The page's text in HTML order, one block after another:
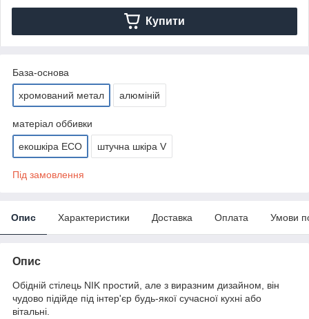
Купити
База-основа
хромований метал алюміній
матеріал оббивки
екошкіра ЕСО штучна шкіра V
Під замовлення
Опис Характеристики Доставка Оплата Умови
Опис
Обідній стілець NIK простий, але з виразним дизайном, він
чудово підійде під інтер'єр будь-якої сучасної кухні або
вітальні.